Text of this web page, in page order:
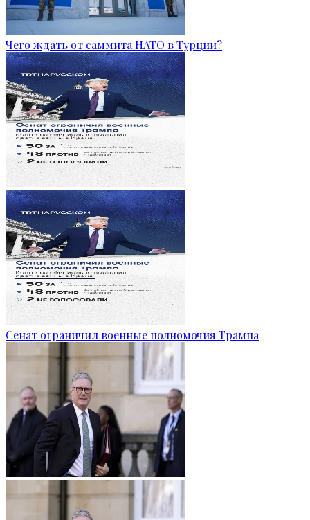
Чего ждать от саммита НАТО в Турции?
Сенат ограничил военные полномочия Трампа